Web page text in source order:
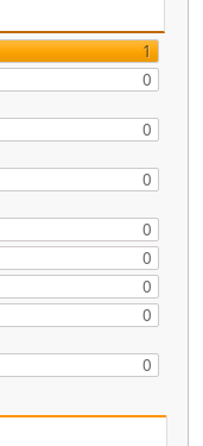
1
0
0
0
0
0
0
0
0